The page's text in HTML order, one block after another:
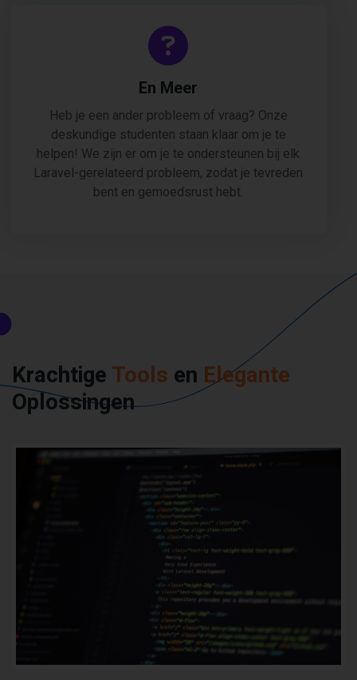
En Meer
Heb je een ander probleem of vraag? Onze
deskundige studenten staan klaar om je te
helpen! We zijn er om je te ondersteunen bij elk
Laravel-gerelateerd probleem, zodat je tevreden
bent en gemoedsrust hebt.
KrachtigeTools en Elegante
Oplossingen